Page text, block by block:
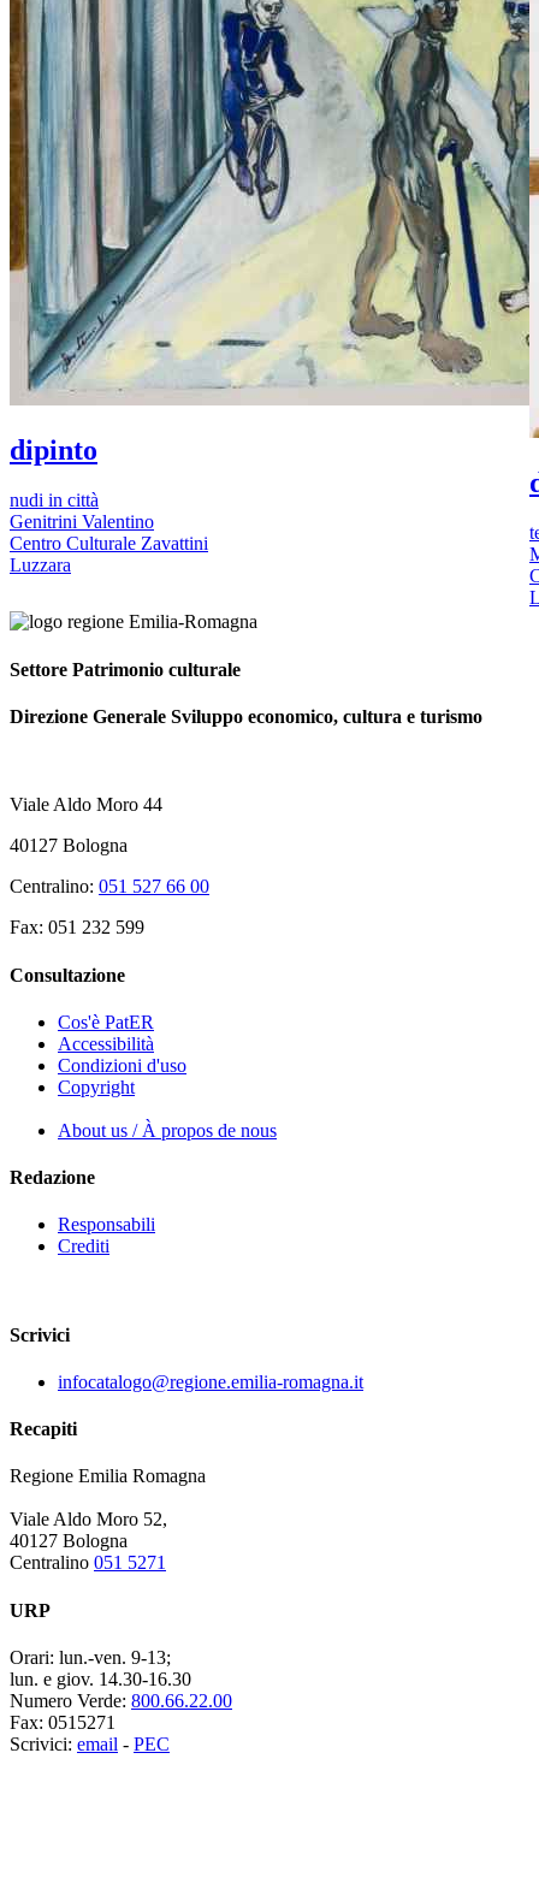
dipinto
nudi in città
Genitrini Valentino
Centro Culturale Zavattini
Luzzara
Settore Patrimonio culturale
Direzione Generale Sviluppo economico, cultura e turismo
Viale Aldo Moro 44
40127 Bologna
Centralino: 051 527 66 00
Fax: 051 232 599
Consultazione
Cos'è PatER
Accessibilità
Condizioni d'uso
Copyright
About us / À propos de nous
Redazione
Responsabili
Crediti
Scrivici
infocatalogo@regione.emilia-romagna.it
Recapiti
Regione Emilia Romagna
Viale Aldo Moro 52,
40127 Bologna
Centralino 051 5271
URP
Orari: lun.-ven. 9-13;
lun. e giov. 14.30-16.30
Numero Verde: 800.66.22.00
Fax: 0515271
Scrivici: email - PEC